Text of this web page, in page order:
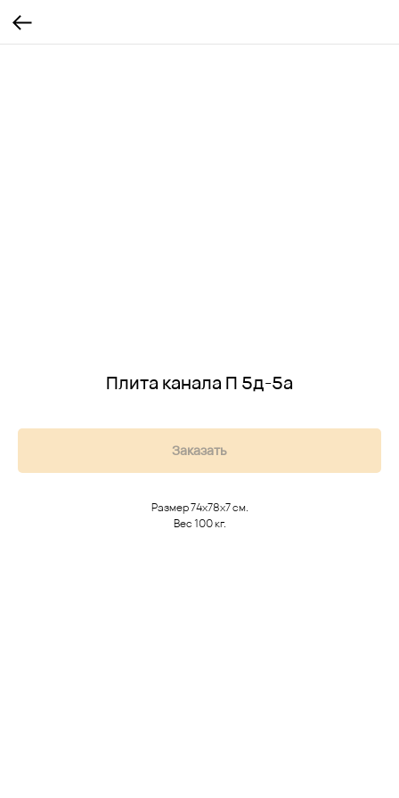
Плита канала П 5д-5а
Заказать
Размер 74х78х7 см.
Вес 100 кг.